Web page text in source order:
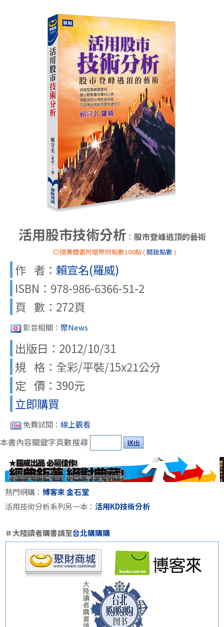
活用股市技術分析 ： 股市登峰逃頂的藝術
◎隨實體書附贈聚財點數100點 (開啟點數 )
作 者： 賴宣名(羅威)
ISBN：978-986-6366-51-2
頁 數：272頁
影音相關： 聚News
出版日：2012/10/31
規 格：全彩/平裝/15x21公分
定 價：390元
立即購買
免費試閱： 線上觀看
本書內容關鍵字頁數搜尋
熱門網購： 博客來金石堂
活用技術分析系列另一本： 活用KD技術分析
＃大陸讀者購書請至台北購購購